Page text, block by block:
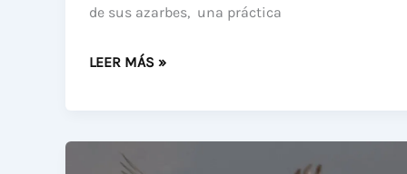
de sus azarbes, una práctica
FUMIGAN
ORILLAS
LEER MÁS »